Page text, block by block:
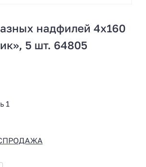
надфилей 4х160
5 шт. 64805
1